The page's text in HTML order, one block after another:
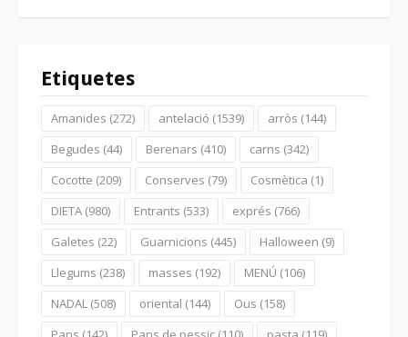
Etiquetes
Amanides (272) antelació (1539) arròs (144)
Begudes (44) Berenars (410) carns (342)
Cocotte (209) Conserves (79) Cosmètica (1)
DIETA (980) Entrants (533) exprés (766)
Galetes (22) Guarnicions (445) Halloween (9)
Llegums (238) masses (192) MENÚ (106)
NADAL (508) oriental (144) Ous (158)